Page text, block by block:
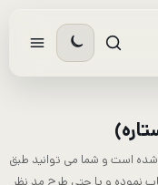
شده است و شما می توانید طبق